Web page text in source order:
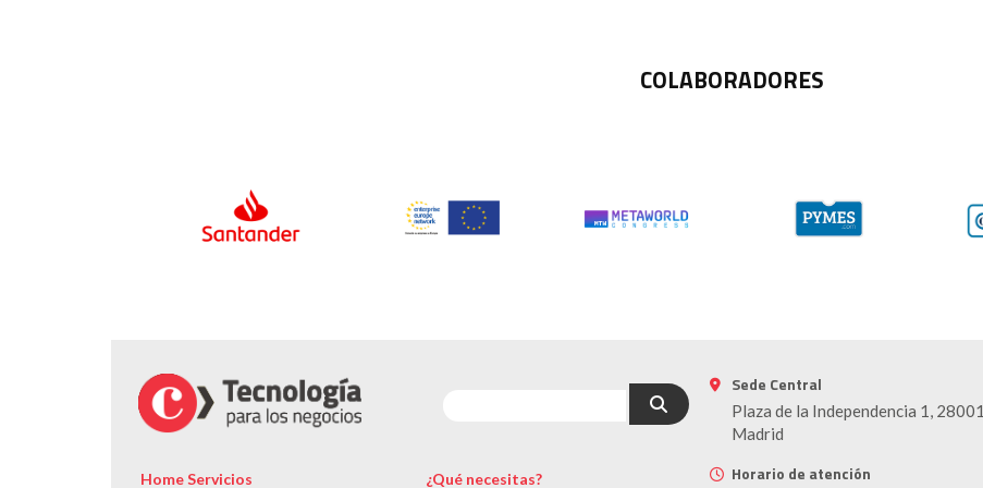
COLABORADORES
Home Servicios ¿Qué necesitas?
Sede Central
Plaza de la Independencia 1, 28001
Madrid
Horario de atención